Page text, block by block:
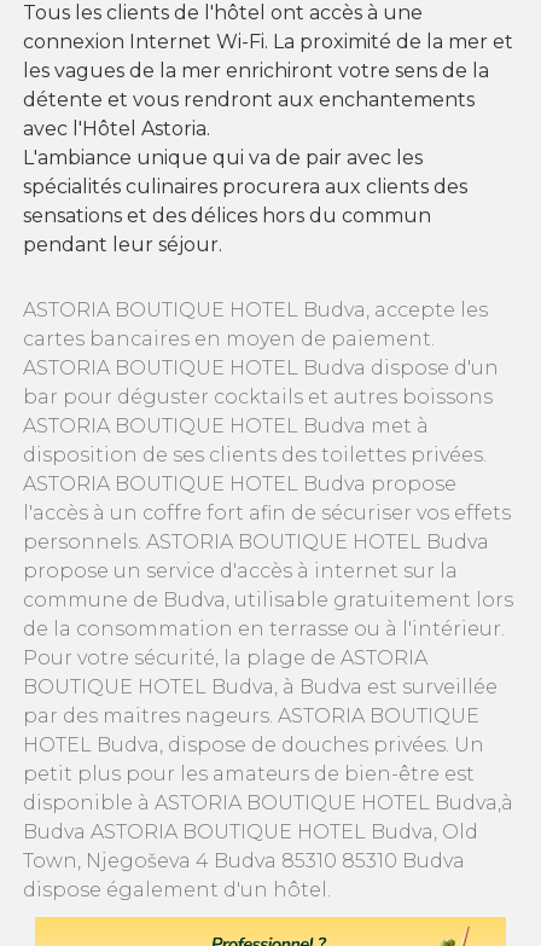
Tous les clients de l'hôtel ont accès à une
connexion Internet Wi-Fi. La proximité de la mer et
les vagues de la mer enrichiront votre sens de la
détente et vous rendront aux enchantements
avec l'Hôtel Astoria.
L'ambiance unique qui va de pair avec les
spécialités culinaires procurera aux clients des
sensations et des délices hors du commun
pendant leur séjour.
ASTORIA BOUTIQUE HOTEL Budva, accepte les
cartes bancaires en moyen de paiement.
ASTORIA BOUTIQUE HOTEL Budva dispose d'un
bar pour déguster cocktails et autres boissons
ASTORIA BOUTIQUE HOTEL Budva met à
disposition de ses clients des toilettes privées.
ASTORIA BOUTIQUE HOTEL Budva propose
l'accès à un coffre fort afin de sécuriser vos effets
personnels. ASTORIA BOUTIQUE HOTEL Budva
propose un service d'accès à internet sur la
commune de Budva, utilisable gratuitement lors
de la consommation en terrasse ou à l'intérieur.
Pour votre sécurité, la plage de ASTORIA
BOUTIQUE HOTEL Budva, à Budva est surveillée
par des maitres nageurs. ASTORIA BOUTIQUE
HOTEL Budva, dispose de douches privées. Un
petit plus pour les amateurs de bien-être est
disponible à ASTORIA BOUTIQUE HOTEL Budva,à
Budva ASTORIA BOUTIQUE HOTEL Budva, Old
Town, Njegoševa 4 Budva 85310 85310 Budva
dispose également d'un hôtel.